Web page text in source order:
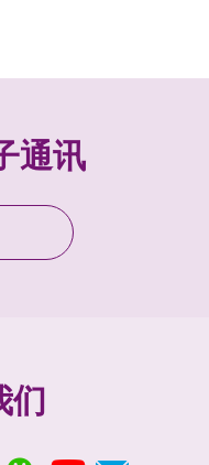
通讯
们